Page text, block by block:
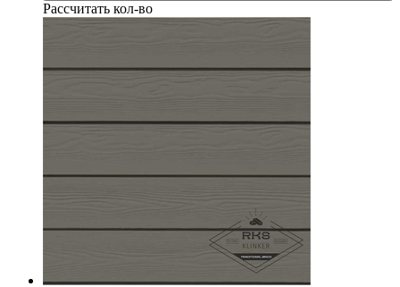
Рассчитать кол-во